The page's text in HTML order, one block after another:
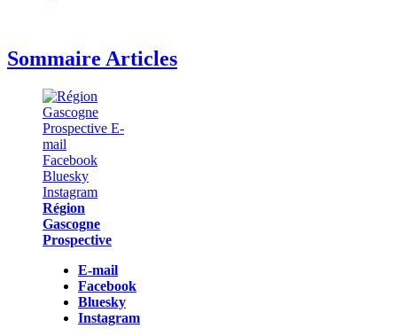
Sommaire Articles
Région
Gascogne
Prospective
E-mail
Facebook
Bluesky
Instagram